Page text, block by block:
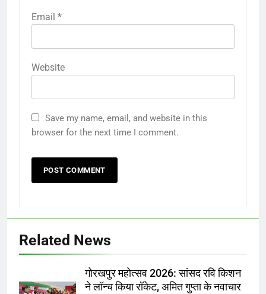
Email *
Website
Save my name, email, and website in this
browser for the next time I comment.
Related News
गोरखपुर महोत्सव 2026: सांसद रवि किशन
ने लॉन्च किया रॉकेट, अमित गुप्ता के नवाचार